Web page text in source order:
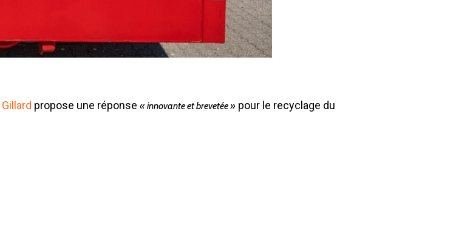
Gillard propose une réponse « innovante et brevetée » pour le recyclage du